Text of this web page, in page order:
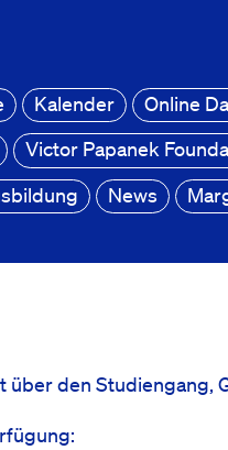
Kalender Online
Victor Papanek
News
den